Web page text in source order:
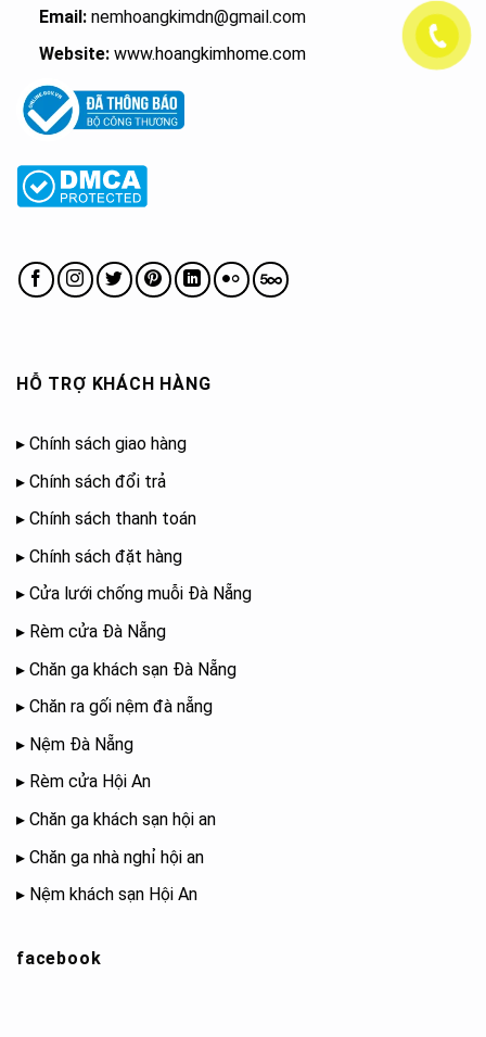
Email:nemhoangkimdn@gmail.com
Website: www.hoangkimhome.com
HỖ TRỢ KHÁCH HÀNG
▸ Chính sách giao hàng
▸ Chính sách đổi trả
▸ Chính sách thanh toán
▸ Chính sách đặt hàng
▸ Cửa lưới chống muỗi Đà Nẵng
▸ Rèm cửa Đà Nẵng
▸ Chăn ga khách sạn Đà Nẵng
▸ Chăn ra gối nệm đà nẵng
▸ Nệm Đà Nẵng
▸ Rèm cửa Hội An
▸ Chăn ga khách sạn hội an
▸ Chăn ga nhà nghỉ hội an
▸ Nệm khách sạn Hội An
facebook